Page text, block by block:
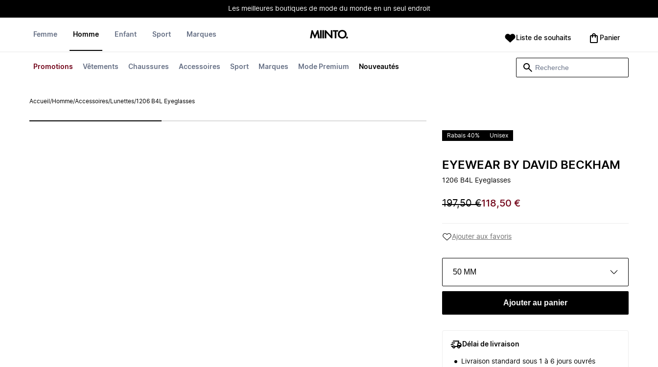
Les meilleures boutiques de mode du monde en un seul endroit
Femme Homme
Promotions Vêtements Chaussures Accessoires Sport Marques Mode Premium Nouveautés
Enfant Sport Marques Liste de souhaits Panier
Accueil /Homme/Accessoires/ Lunettes/1206 B4L Eyeglasses
Rabais 40% Unisex
EYEWEAR BY DAVID BECKHAM
1206 B4L Eyeglasses
197,50 €118,50 €
Ajouter aux favoris
50 MM
Ajouter au panier
Délai de livraison
Livraison standard sous 1 à 6 jours ouvrés